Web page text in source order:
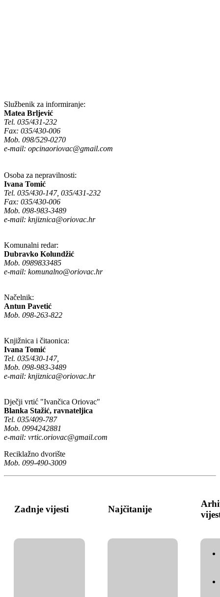
Službenik za informiranje:
Matea Brljević
Tel. 035/431-232
Fax: 035/430-006
Mob. 098/529-0270
e-mail: opcinaoriovac@gmail.com
Osoba za nepravilnosti:
Ivana Tomić
Tel. 035/430-147, 035/431-232
Fax: 035/430-006
Mob. 098-983-3489
e-mail: knjiznica@oriovac.hr
Komunalni redar:
Dubravko Kolundžić
Mob. 0989833485
e-mail: komunalno@oriovac.hr
Načelnik:
Antun Pavetić
Mob. 098-263-822
Knjižnica i čitaonica:
Ivana Tomić
Tel. 035/430-147,
Mob. 098-983-3489
e-mail: knjiznica@oriovac.hr
Dječji vrtić "Ivančica Oriovac"
Blanka Stažić, ravnateljica
Tel. 035/409-787
Mob. 0994242881
e-mail: vrtic.oriovac@gmail.com
Reciklažno dvorište
Mob. 099-490-3009
Zadnje vijesti Najčitanije